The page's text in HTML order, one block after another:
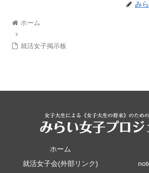
み
ホーム
就活女子掲示板
ホーム
就活女子会(外部リンク)